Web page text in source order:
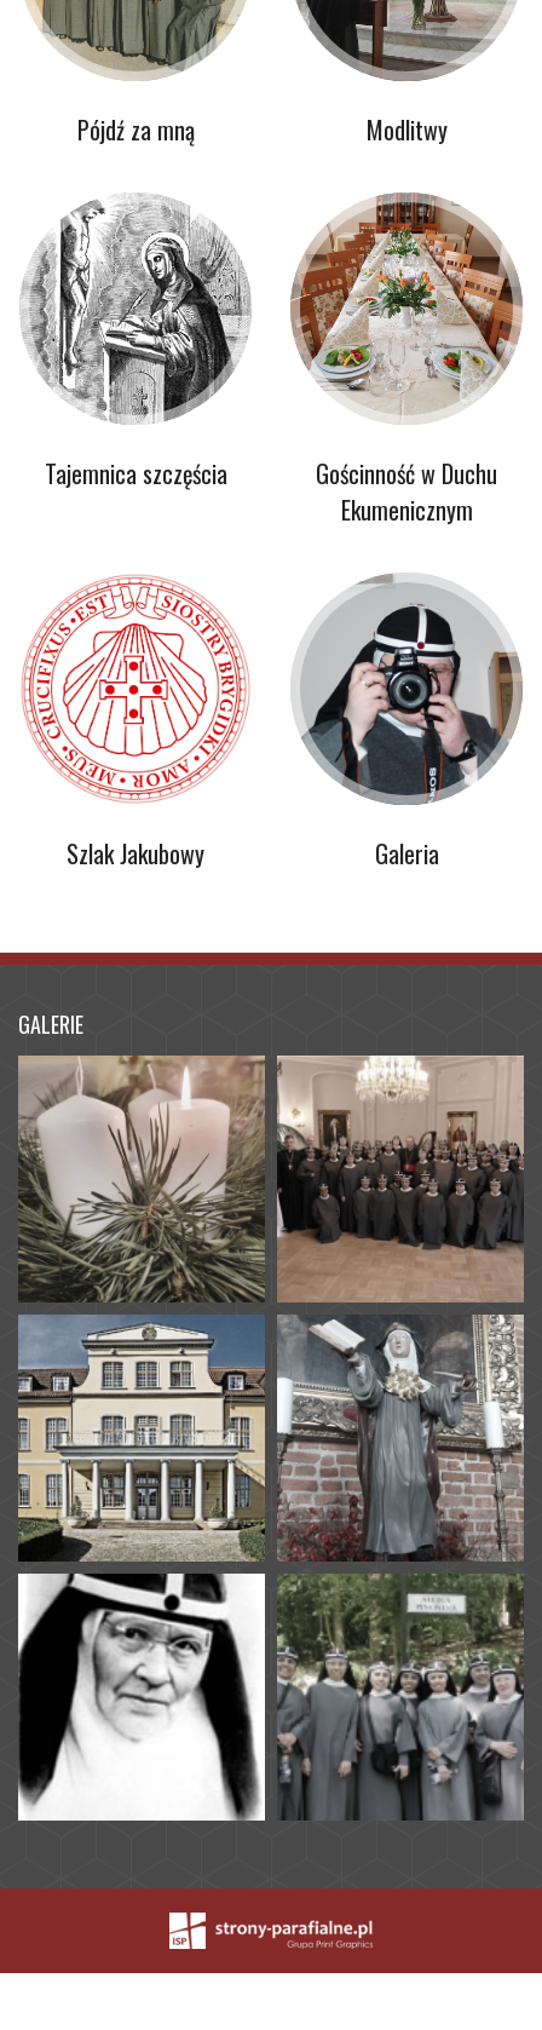
Pójdź za mną Modlitwy
Tajemnica szczęścia
Gościnność w Duchu
Ekumenicznym
Szlak Jakubowy Galeria
GALERIE